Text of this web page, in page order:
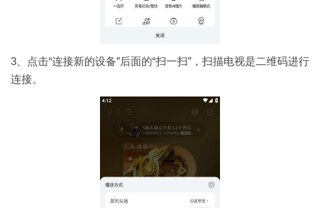
3、点击“连接新的设备”后面的“扫一扫”，扫描电视是二维码进行
连接。